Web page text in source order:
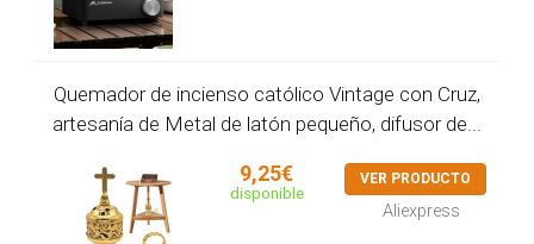
Quemador de incienso católico Vintage con Cruz,
artesanía de Metal de latón pequeño, difusor de...
9,25€
disponible
VER PRODUCTO
Aliexpress